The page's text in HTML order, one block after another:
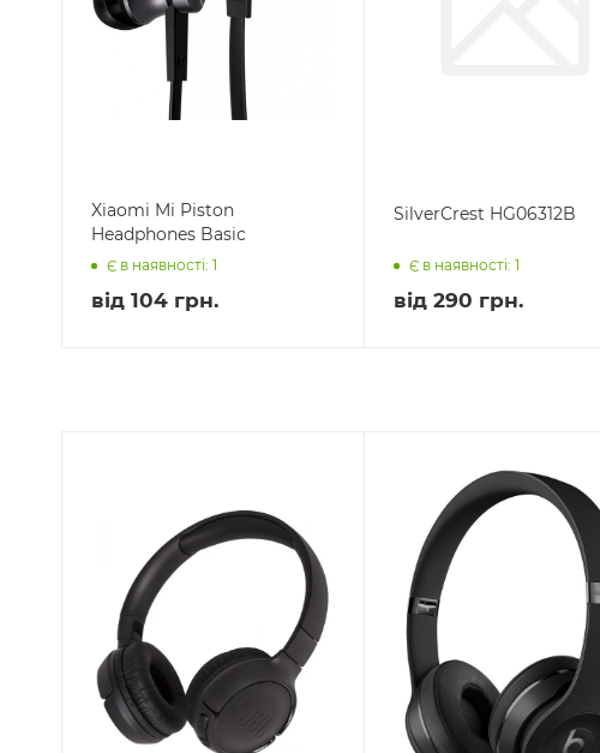
Xiaomi Mi Piston
Headphones Basic
Є в наявності: 1
від 104 грн.
SilverCrest HG06312B
Є в наявності: 1
від 290 грн.